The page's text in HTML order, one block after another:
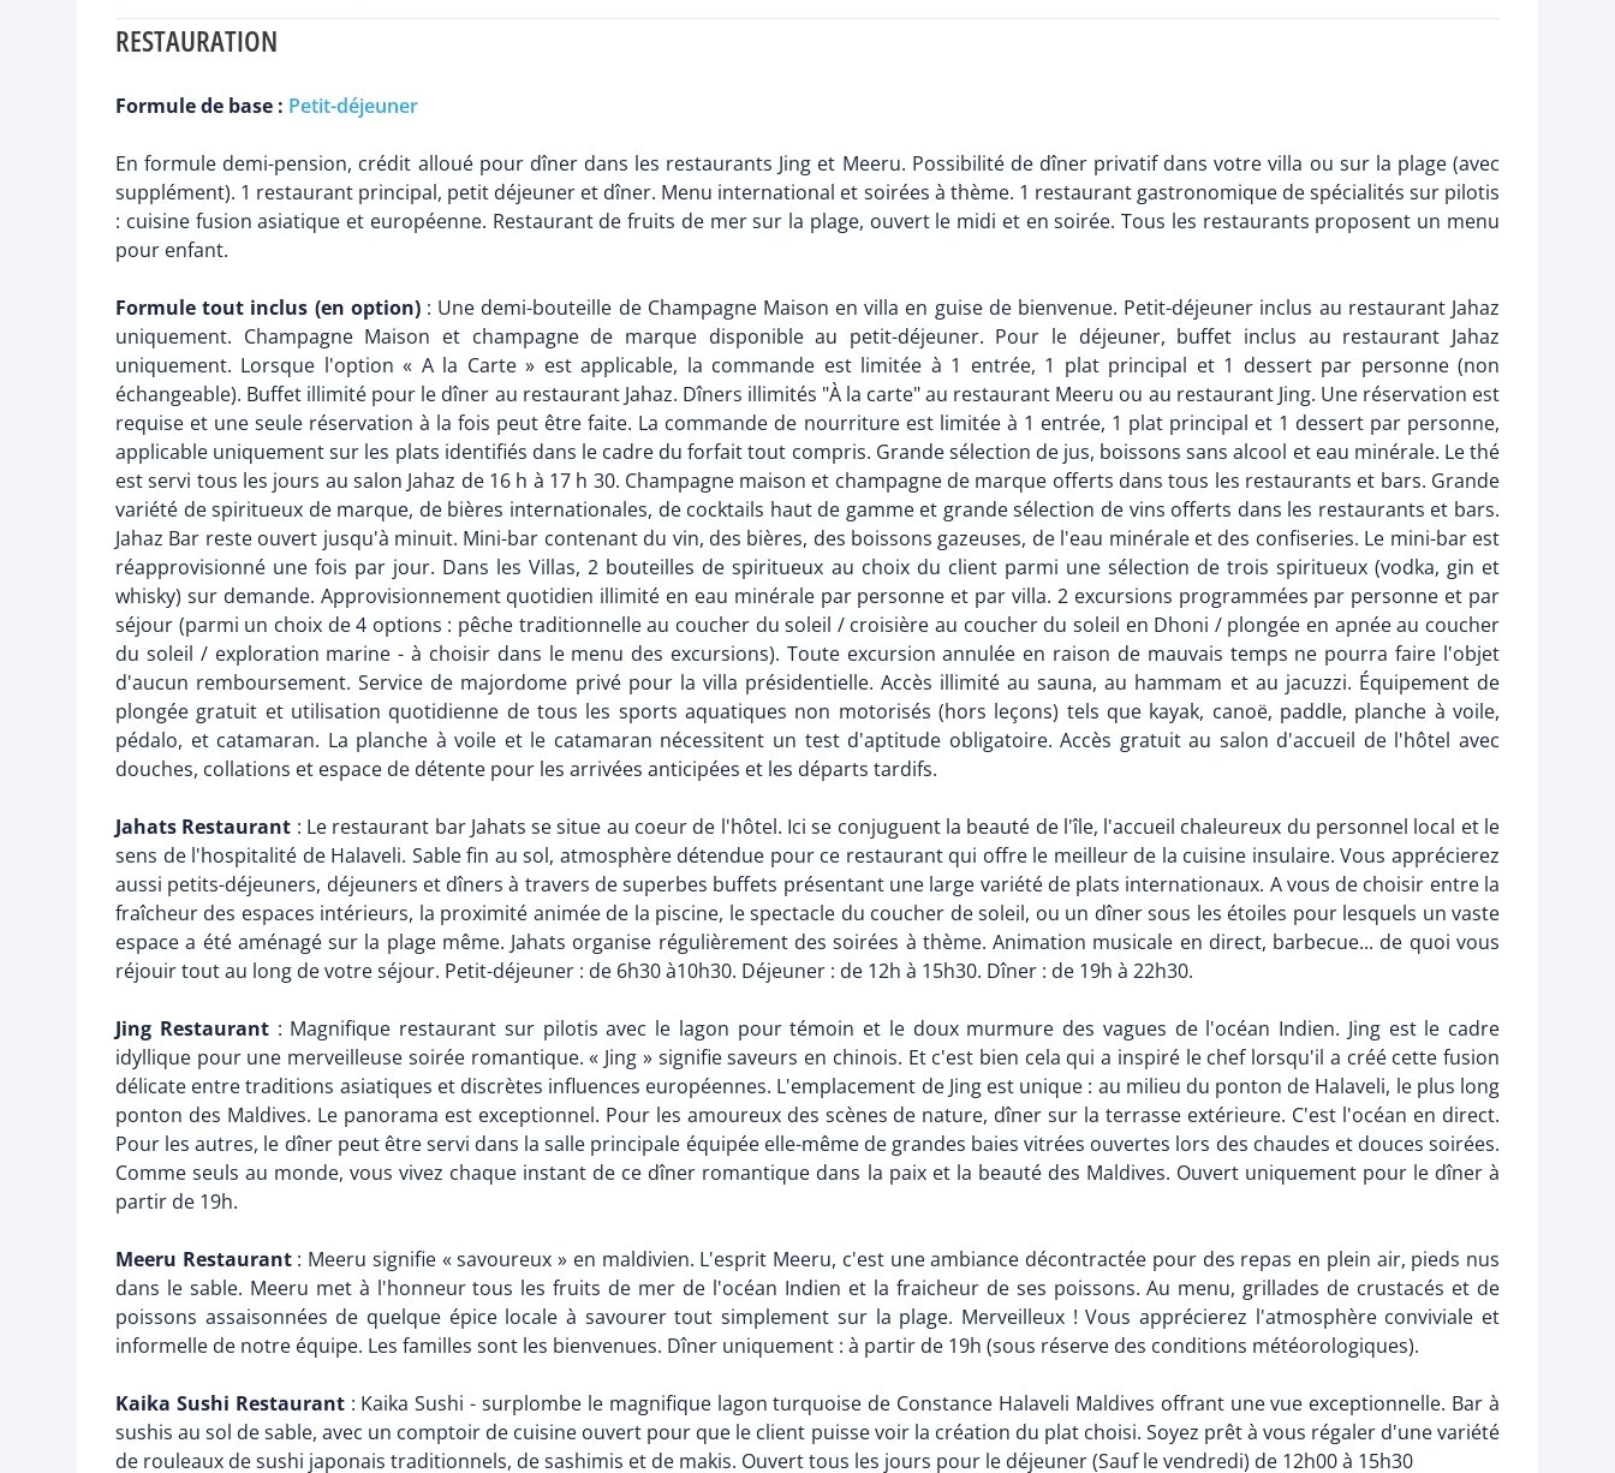
RESTAURATION
Formule de base : Petit-déjeuner
En formule demi-pension, crédit alloué pour dîner dans les restaurants Jing et Meeru. Possibilité de dîner privatif dans votre villa ou sur la plage (avec
supplément). 1 restaurant principal, petit déjeuner et dîner. Menu international et soirées à thème. 1 restaurant gastronomique de spécialités sur pilotis
: cuisine fusion asiatique et européenne. Restaurant de fruits de mer sur la plage, ouvert le midi et en soirée. Tous les restaurants proposent un menu
pour enfant.
Formule tout inclus (en option): Une demi-bouteille de Champagne Maison en villa en guise de bienvenue. Petit-déjeuner inclus au restaurant Jahaz
uniquement. Champagne Maison et champagne de marque disponible au petit-déjeuner. Pour le déjeuner, buffet inclus au restaurant Jahaz
uniquement. Lorsque l'option « A la Carte » est applicable, la commande est limitée à 1 entrée, 1 plat principal et 1 dessert par personne (non
échangeable). Buffet illimité pour le dîner au restaurant Jahaz. Dîners illimités "À la carte" au restaurant Meeru ou au restaurant Jing. Une réservation est
requise et une seule réservation à la fois peut être faite. La commande de nourriture est limitée à 1 entrée, 1 plat principal et 1 dessert par personne,
applicable uniquement sur les plats identifiés dans le cadre du forfait tout compris. Grande sélection de jus, boissons sans alcool et eau minérale. Le thé
est servi tous les jours au salon Jahaz de 16 h à 17 h 30. Champagne maison et champagne de marque offerts dans tous les restaurants et bars. Grande
variété de spiritueux de marque, de bières internationales, de cocktails haut de gamme et grande sélection de vins offerts dans les restaurants et bars.
Jahaz Bar reste ouvert jusqu'à minuit. Mini-bar contenant du vin, des bières, des boissons gazeuses, de l'eau minérale et des confiseries. Le mini-bar est
réapprovisionné une fois par jour. Dans les Villas, 2 bouteilles de spiritueux au choix du client parmi une sélection de trois spiritueux (vodka, gin et
whisky) sur demande. Approvisionnement quotidien illimité en eau minérale par personne et par villa. 2 excursions programmées par personne et par
séjour (parmi un choix de 4 options : pêche traditionnelle au coucher du soleil / croisière au coucher du soleil en Dhoni / plongée en apnée au coucher
du soleil / exploration marine - à choisir dans le menu des excursions). Toute excursion annulée en raison de mauvais temps ne pourra faire l'objet
d'aucun remboursement. Service de majordome privé pour la villa présidentielle. Accès illimité au sauna, au hammam et au jacuzzi. Équipement de
plongée gratuit et utilisation quotidienne de tous les sports aquatiques non motorisés (hors leçons) tels que kayak, canoë, paddle, planche à voile,
pédalo, et catamaran. La planche à voile et le catamaran nécessitent un test d'aptitude obligatoire. Accès gratuit au salon d'accueil de l'hôtel avec
douches, collations et espace de détente pour les arrivées anticipées et les départs tardifs.
Jahats Restaurant : Le restaurant bar Jahats se situe au coeur de l'hôtel. Ici se conjuguent la beauté de l'île, l'accueil chaleureux du personnel local et le
sens de l'hospitalité de Halaveli. Sable fin au sol, atmosphère détendue pour ce restaurant qui offre le meilleur de la cuisine insulaire. Vous apprécierez
aussi petits-déjeuners, déjeuners et dîners à travers de superbes buffets présentant une large variété de plats internationaux. A vous de choisir entre la
fraîcheur des espaces intérieurs, la proximité animée de la piscine, le spectacle du coucher de soleil, ou un dîner sous les étoiles pour lesquels un vaste
espace a été aménagé sur la plage même. Jahats organise régulièrement des soirées à thème. Animation musicale en direct, barbecue... de quoi vous
réjouir tout au long de votre séjour. Petit-déjeuner : de 6h30 à10h30. Déjeuner : de 12h à 15h30. Dîner : de 19h à 22h30.
Jing Restaurant: Magnifique restaurant sur pilotis avec le lagon pour témoin et le doux murmure des vagues de l'océan Indien. Jing est le cadre
idyllique pour une merveilleuse soirée romantique. « Jing » signifie saveurs en chinois. Et c'est bien cela qui a inspiré le chef lorsqu'il a créé cette fusion
délicate entre traditions asiatiques et discrètes influences européennes. L'emplacement de Jing est unique : au milieu du ponton de Halaveli, le plus long
ponton des Maldives. Le panorama est exceptionnel. Pour les amoureux des scènes de nature, dîner sur la terrasse extérieure. C'est l'océan en direct.
Pour les autres, le dîner peut être servi dans la salle principale équipée elle-même de grandes baies vitrées ouvertes lors des chaudes et douces soirées.
Comme seuls au monde, vous vivez chaque instant de ce dîner romantique dans la paix et la beauté des Maldives. Ouvert uniquement pour le dîner à
partir de 19h.
Meeru Restaurant: Meeru signifie « savoureux » en maldivien. L'esprit Meeru, c'est une ambiance décontractée pour des repas en plein air, pieds nus
dans le sable. Meeru met à l'honneur tous les fruits de mer de l'océan Indien et la fraicheur de ses poissons. Au menu, grillades de crustacés et de
poissons assaisonnées de quelque épice locale à savourer tout simplement sur la plage. Merveilleux ! Vous apprécierez l'atmosphère conviviale et
informelle de notre équipe. Les familles sont les bienvenues. Dîner uniquement : à partir de 19h (sous réserve des conditions météorologiques).
Kaika Sushi Restaurant: Kaika Sushi - surplombe le magnifique lagon turquoise de Constance Halaveli Maldives offrant une vue exceptionnelle. Bar à
sushis au sol de sable, avec un comptoir de cuisine ouvert pour que le client puisse voir la création du plat choisi. Soyez prêt à vous régaler d'une variété
de rouleaux de sushi japonais traditionnels, de sashimis et de makis. Ouvert tous les jours pour le déjeuner (Sauf le vendredi) de 12h00 à 15h30